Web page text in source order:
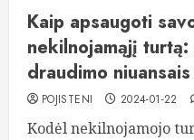
Kaip apsaugoti
nekilnojamąjį
draudimo niuansais
POJISTENI 2024-01-22
Kodėl nekilnojamojo